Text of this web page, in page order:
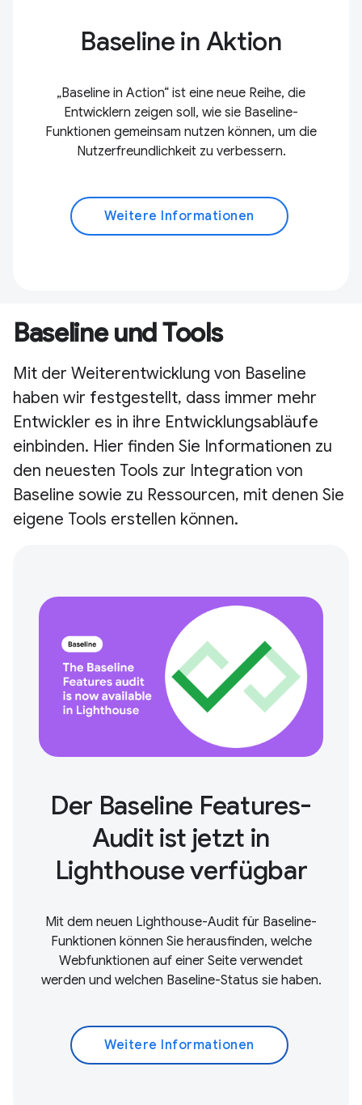
Baseline in Aktion
„Baseline in Action“ ist eine neue Reihe, die
Entwicklern zeigen soll, wie sie Baseline-
Funktionen gemeinsam nutzen können, um die
Nutzerfreundlichkeit zu verbessern.
Weitere Informationen
Baseline und Tools
Mit der Weiterentwicklung von Baseline
haben wir festgestellt, dass immer mehr
Entwickler es in ihre Entwicklungsabläufe
einbinden. Hier finden Sie Informationen zu
den neuesten Tools zur Integration von
Baseline sowie zu Ressourcen, mit denen Sie
eigene Tools erstellen können.
Der Baseline Features-
Audit ist jetzt in
Lighthouse verfügbar
Mit dem neuen Lighthouse-Audit für Baseline-
Funktionen können Sie herausfinden, welche
Webfunktionen auf einer Seite verwendet
werden und welchen Baseline-Status sie haben.
Weitere Informationen